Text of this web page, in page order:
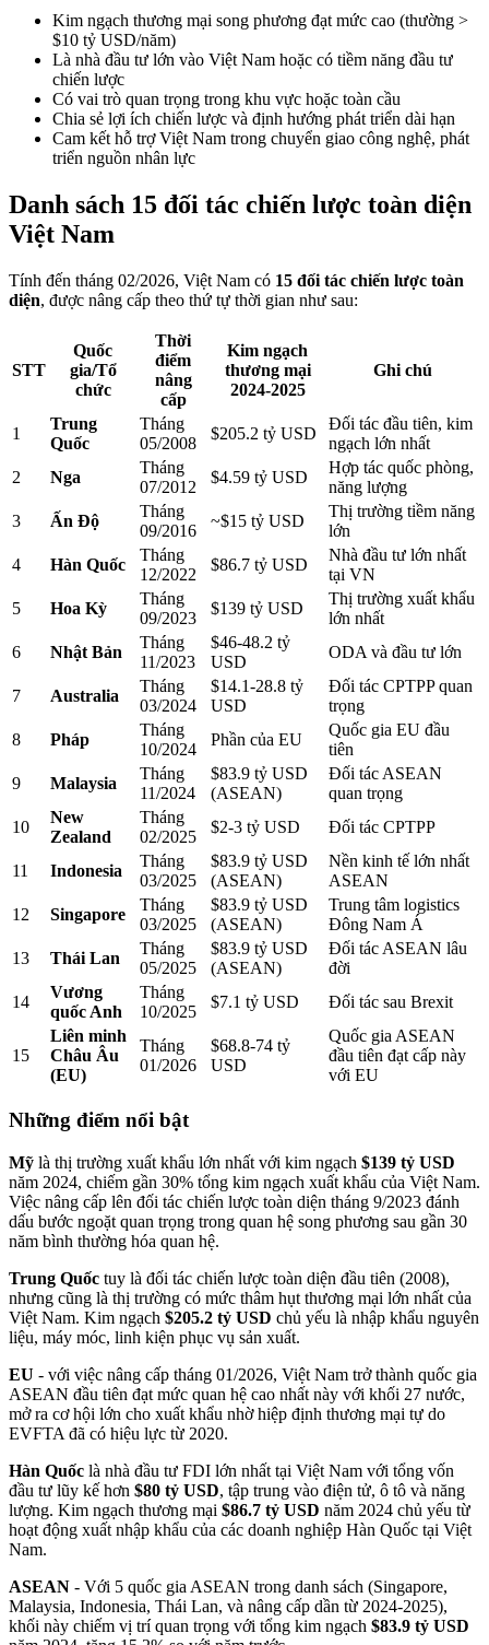
Kim ngạch thương mại song phương đạt mức cao (thường >
$10 tỷ USD/năm)
Là nhà đầu tư lớn vào Việt Nam hoặc có tiềm năng đầu tư
chiến lược
Có vai trò quan trọng trong khu vực hoặc toàn cầu
Chia sẻ lợi ích chiến lược và định hướng phát triển dài hạn
Cam kết hỗ trợ Việt Nam trong chuyển giao công nghệ, phát
triển nguồn nhân lực
Danh sách 15 đối tác chiến lược toàn diện
Việt Nam
Tính đến tháng 02/2026, Việt Nam có 15 đối tác chiến lược toàn
diện, được nâng cấp theo thứ tự thời gian như sau:
STT
Quốc
gia/Tổ
chức
Thời
điểm
nâng
cấp
Kim ngạch
thương mại
2024-2025
Ghi chú
1
Trung
Quốc
Tháng
05/2008
$205.2 tỷ USD
Đối tác đầu tiên, kim
ngạch lớn nhất
2
Nga
Tháng
07/2012
$4.59 tỷ USD
Hợp tác quốc phòng,
năng lượng
3
Ấn Độ
Tháng
09/2016
~$15 tỷ USD
Thị trường tiềm năng
lớn
4
Hàn Quốc
Tháng
12/2022
$86.7 tỷ USD
Nhà đầu tư lớn nhất
tại VN
5
Hoa Kỳ
Tháng
09/2023
$139 tỷ USD
Thị trường xuất khẩu
lớn nhất
6
Nhật Bản
Tháng
11/2023
$46-48.2 tỷ
USD
ODA và đầu tư lớn
7 Australia
Tháng
03/2024
$14.1-28.8 tỷ
USD
Đối tác CPTPP quan
trọng
8
Pháp
Tháng
10/2024
Phần của EU
Quốc gia EU đầu
tiên
9
Malaysia
Tháng
11/2024
$83.9 tỷ USD
(ASEAN)
Đối tác ASEAN
quan trọng
10
New
Zealand
Tháng
02/2025
$2-3 tỷ USD Đối tác CPTPP
11 Indonesia
Tháng
03/2025
$83.9 tỷ USD
(ASEAN)
Nền kinh tế lớn nhất
ASEAN
12
Singapore
Tháng
03/2025
$83.9 tỷ USD
(ASEAN)
Trung tâm logistics
Đông Nam Á
13
Thái Lan
Tháng
05/2025
$83.9 tỷ USD
(ASEAN)
Đối tác ASEAN lâu
đời
14
Vương
quốc Anh
Tháng
10/2025
$7.1 tỷ USD Đối tác sau Brexit
15
Liên minh
Châu Âu
(EU)
Tháng
01/2026
$68.8-74 tỷ
USD
Quốc gia ASEAN
đầu tiên đạt cấp này
với EU
Những điểm nổi bật
Mỹ là thị trường xuất khẩu lớn nhất với kim ngạch $139 tỷ USD
năm 2024, chiếm gần 30% tổng kim ngạch xuất khẩu của Việt Nam.
Việc nâng cấp lên đối tác chiến lược toàn diện tháng 9/2023 đánh
dấu bước ngoặt quan trọng trong quan hệ song phương sau gần 30
năm bình thường hóa quan hệ.
Trung Quốc tuy là đối tác chiến lược toàn diện đầu tiên (2008),
nhưng cũng là thị trường có mức thâm hụt thương mại lớn nhất của
Việt Nam. Kim ngạch $205.2 tỷ USD chủ yếu là nhập khẩu nguyên
liệu, máy móc, linh kiện phục vụ sản xuất.
EU - với việc nâng cấp tháng 01/2026, Việt Nam trở thành quốc gia
ASEAN đầu tiên đạt mức quan hệ cao nhất này với khối 27 nước,
mở ra cơ hội lớn cho xuất khẩu nhờ hiệp định thương mại tự do
EVFTA đã có hiệu lực từ 2020.
Hàn Quốc là nhà đầu tư FDI lớn nhất tại Việt Nam với tổng vốn
đầu tư lũy kế hơn $80 tỷ USD, tập trung vào điện tử, ô tô và năng
lượng. Kim ngạch thương mại $86.7 tỷ USD năm 2024 chủ yếu từ
hoạt động xuất nhập khẩu của các doanh nghiệp Hàn Quốc tại Việt
Nam.
ASEAN - Với 5 quốc gia ASEAN trong danh sách (Singapore,
Malaysia, Indonesia, Thái Lan, và nâng cấp dần từ 2024-2025),
khối này chiếm vị trí quan trọng với tổng kim ngạch $83.9 tỷ USD